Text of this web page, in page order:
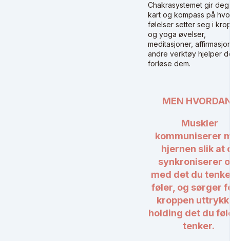
Chakrasystemet gir
kart og kompass på
følelser setter seg i
og yoga øvelser,
meditasjoner,
andre verktøy hjelper
forløse dem.
MEN
Muskler
kommuniserer
hjernen slik at
synkroniserer
med det du
føler, og sørger
kroppen
holding det du
tenker.